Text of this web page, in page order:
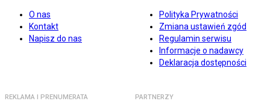
O nas
Kontakt
Napisz do nas
Polityka Prywatności
Zmiana ustawień zgód
Regulamin serwisu
Informacje o nadawcy
Deklaracja dostępności
REKLAMA I PRENUMERATA PARTNERZY